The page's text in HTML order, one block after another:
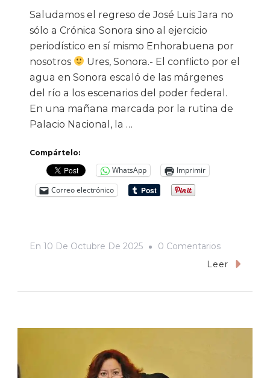
Saludamos el regreso de José Luis Jara no
sólo a Crónica Sonora sino al ejercicio
periodístico en sí mismo Enhorabuena por
nosotros
Ures, Sonora.- El conflicto por el
agua en Sonora escaló de las márgenes
del río a los escenarios del poder federal.
En una mañana marcada por la rutina de
Palacio Nacional, la …
Compártelo:
WhatsApp
Imprimir
Correo electrónico
En 10 De Octubre De 2025 0 ComentariosEn
La
Leer